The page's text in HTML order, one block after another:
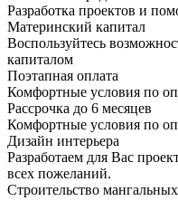
Разработка проектов и
Материнский капитал
Воспользуйтесь
капиталом
Поэтапная оплата
Комфортные условия по
Рассрочка до 6 месяцев
Комфортные условия по
Дизайн интерьера
Разработаем для Вас
всех пожеланий.
Строительство